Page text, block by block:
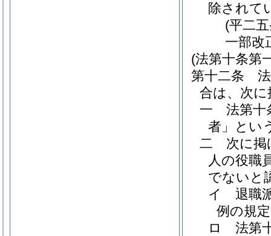
除されて
(平二
一部改
(法第十条第
第十二条
合は、次
一
法第十
者」とい
二
次に掲
人の役職
でないと
イ
退職
例の規
ロ
法第